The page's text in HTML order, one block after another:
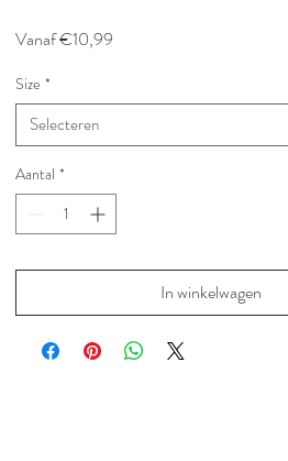
Vanaf€10,99
Size *
Selecteren
Aantal *
In winkelwagen